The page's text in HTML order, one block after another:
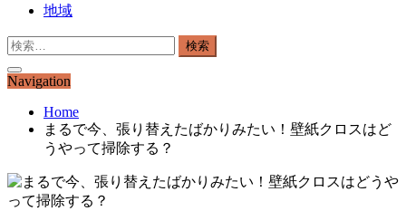
地域
検
Navigation
Home
まるで今、張り替えたばかりみたい！壁紙クロスはど
うやって掃除する？